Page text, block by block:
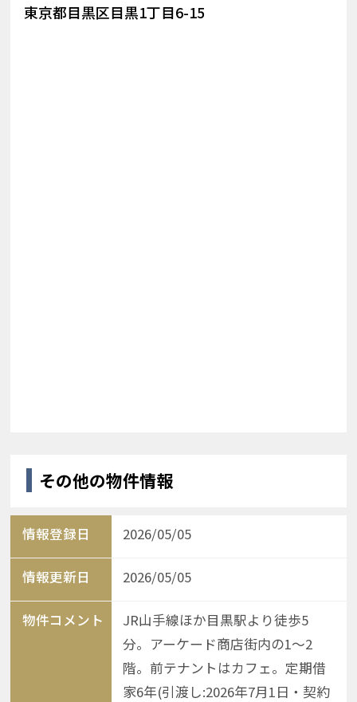
東京都目黒区目黒1丁目6-15
その他の物件情報
情報登録日 2026/05/05
情報更新日 2026/05/05
物件コメント
JR山手線ほか目黒駅より徒歩5
分。アーケード商店街内の1〜2
階。前テナントはカフェ。定期借
家6年(引渡し:2026年7月1日・契約